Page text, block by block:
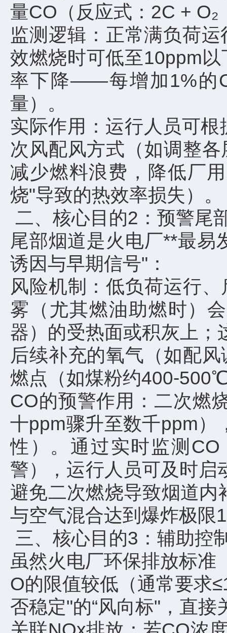
量CO（反应式：2C +
监测逻辑：正常满负荷
效燃烧时可低至10ppm
率下降——每增加1%的
量）。
实际作用：运行人员可
次风配风方式（如调整
减少燃料浪费，降低厂
烧"导致的热效率损失）。
二、核心目的2：预警尾
尾部烟道是火电厂**最易
诱因与早期信号"：
风险机制：低负荷运行
雾（尤其燃油助燃时）
器）的受热面或积灰上
后续补充的氧气（如配
燃点（如煤粉约400-
CO的预警作用：二次燃
十ppm骤升至数千ppm）
性）。通过实时监测
警），运行人员可及时启
避免二次燃烧导致烟道
与空气混合达到爆炸极限
三、核心目的3：辅助控
虽然火电厂环保排放标准
O的限值较低（通常要求
否稳定"的“风向标"，直